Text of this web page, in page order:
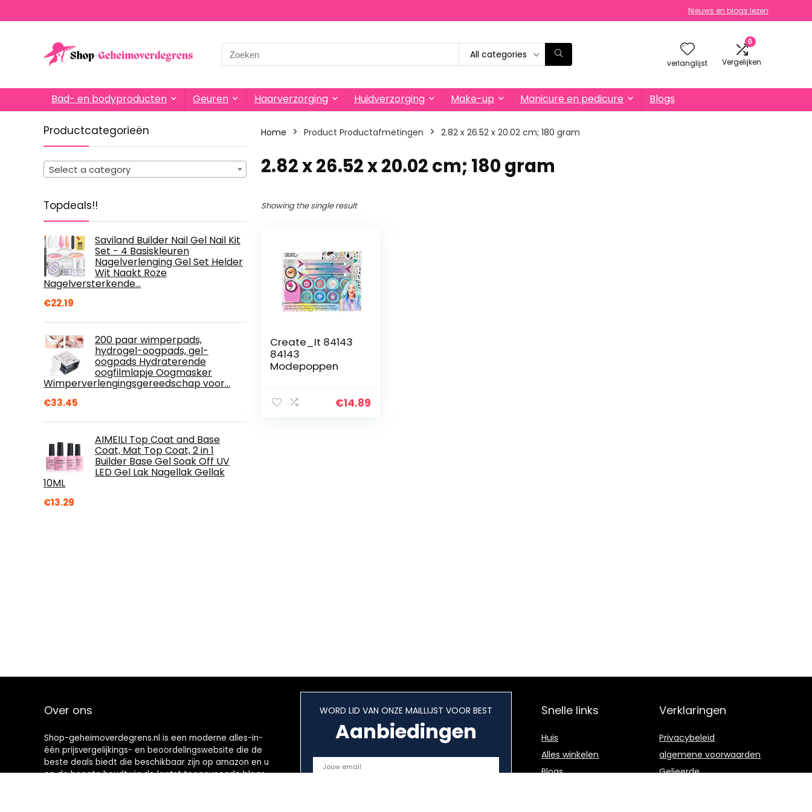
Nieuws en blogs lezen
Search
for:
All categories
verlanglijst
0
Vergelijken
Bad- en bodyproducten Geuren Haarverzorging Huidverzorging Make-up Manicure en pedicure Blogs
Productcategorieën
Select a category
Topdeals!!
Saviland Builder Nail Gel Nail Kit
Set - 4 Basiskleuren
Nagelverlenging Gel Set Helder
Wit Naakt Roze
Nagelversterkende…
€22.19
200 paar wimperpads,
hydrogel-oogpads, gel-
oogpads Hydraterende
oogfilmlapje Oogmasker
Wimperverlengingsgereedschap voor…
€33.45
AIMEILI Top Coat and Base
Coat, Mat Top Coat, 2 in 1
Builder Base Gel Soak Off UV
LED Gel Lak Nagellak Gellak
10ML
€13.29
Home Product Productafmetingen ‎2.82 x 26.52 x 20.02 cm; 180 gram
‎2.82 x 26.52 x 20.02 cm; 180 gram
Showing the single result
Create_It 84143
84143
Modepoppen
€14.89
Over ons
Shop-geheimoverdegrens.nl is een moderne alles-in-
één prijsvergelijkings- en beoordelingswebsite die de
beste deals biedt die beschikbaar zijn op amazon en u
op de hoogte houdt via de laatst toegevoegde blogs.
WORD LID VAN ONZE MAILLIJST VOOR BEST
Aanbiedingen
Snelle links
Huis
Alles winkelen
Blogs
Verklaringen
Privacybeleid
algemene voorwaarden
Gelieerde